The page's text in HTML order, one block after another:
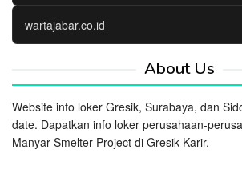
wartajabar.co.id
About Us
Website info loker Gresik, Surabaya, dan
date. Dapatkan info loker perusahaan-
Manyar Smelter Project di Gresik Karir.